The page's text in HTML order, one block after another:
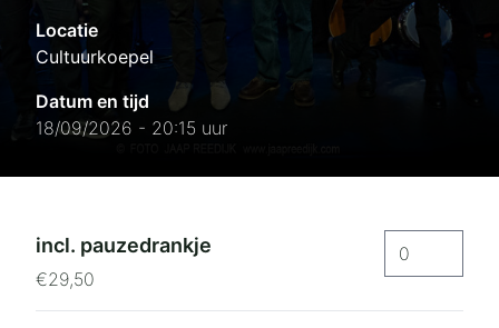
Locatie
Cultuurkoepel
Datum en tijd
18/09/2026 - 20:15 uur
incl. pauzedrankje
€29,50